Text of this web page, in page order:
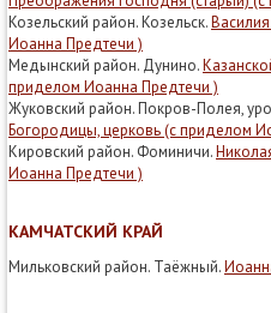
Козельский район. Козельск.
Иоанна Предтечи )
Медынский район. Дунино.
приделом Иоанна Предтечи )
Жуковский район. Покров-Полея,
Богородицы, церковь (с приделом
Кировский район. Фоминичи.
Иоанна Предтечи )
КАМЧАТСКИЙ КРАЙ
Мильковский район. Таёжный.